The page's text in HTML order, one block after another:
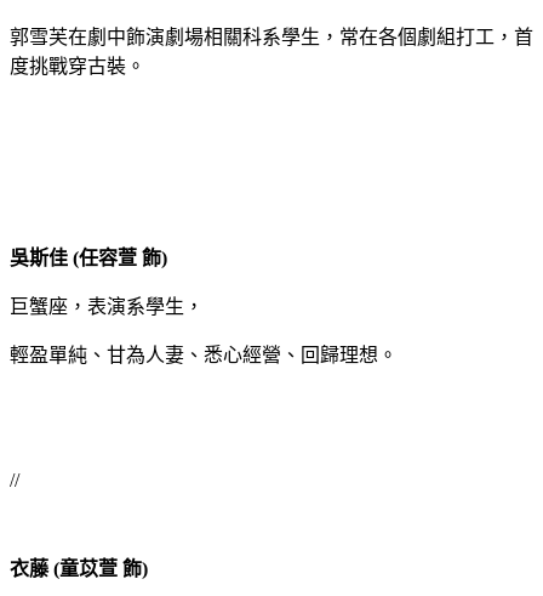
郭雪芙在劇中飾演劇場相關科系學生，常在各個劇組打工，首
度挑戰穿古裝。
吳斯佳 (任容萱 飾)
巨蟹座，表演系學生，
輕盈單純、甘為人妻、悉心經營、回歸理想。
//
衣藤 (童苡萱 飾)